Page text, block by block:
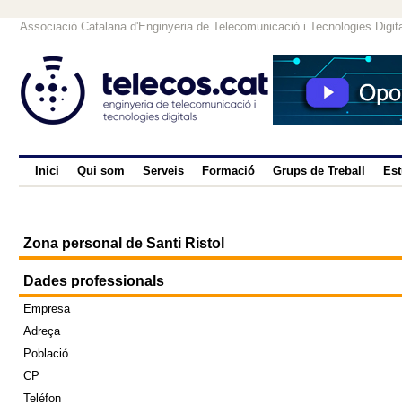
Associació Catalana d'Enginyeria de Telecomunicació i Tecnologies
Inici Qui som Serveis Formació Grups de Treball
Zona personal de Santi Ristol
Dades professionals
Empresa
Adreça
Població
CP
Teléfon